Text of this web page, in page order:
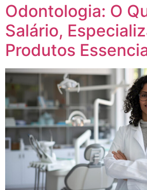
Odontologia: O
Salário,
Produtos